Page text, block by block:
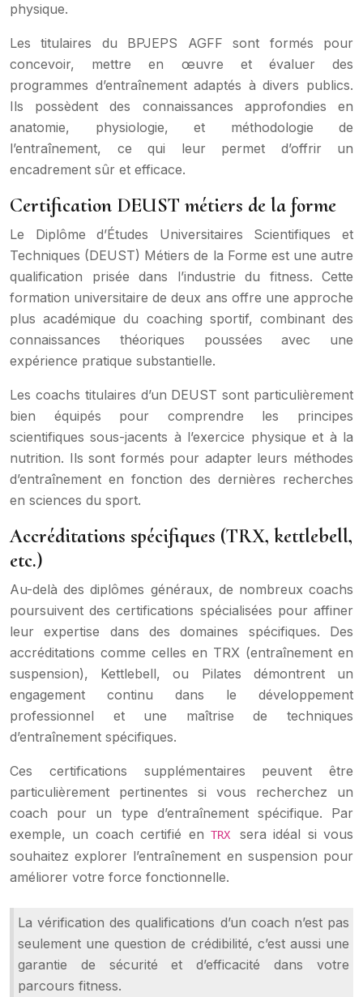
physique.
Les titulaires du BPJEPS AGFF sont formés pour
concevoir, mettre en œuvre et évaluer des
programmes d’entraînement adaptés à divers publics.
Ils possèdent des connaissances approfondies en
anatomie, physiologie, et méthodologie de
l’entraînement, ce qui leur permet d’offrir un
encadrement sûr et efficace.
Certification DEUST métiers de la forme
Le Diplôme d’Études Universitaires Scientifiques et
Techniques (DEUST) Métiers de la Forme est une autre
qualification prisée dans l’industrie du fitness. Cette
formation universitaire de deux ans offre une approche
plus académique du coaching sportif, combinant des
connaissances théoriques poussées avec une
expérience pratique substantielle.
Les coachs titulaires d’un DEUST sont particulièrement
bien équipés pour comprendre les principes
scientifiques sous-jacents à l’exercice physique et à la
nutrition. Ils sont formés pour adapter leurs méthodes
d’entraînement en fonction des dernières recherches
en sciences du sport.
Accréditations spécifiques (TRX, kettlebell,
etc.)
Au-delà des diplômes généraux, de nombreux coachs
poursuivent des certifications spécialisées pour affiner
leur expertise dans des domaines spécifiques. Des
accréditations comme celles en TRX (entraînement en
suspension), Kettlebell, ou Pilates démontrent un
engagement continu dans le développement
professionnel et une maîtrise de techniques
d’entraînement spécifiques.
Ces certifications supplémentaires peuvent être
particulièrement pertinentes si vous recherchez un
coach pour un type d’entraînement spécifique. Par
exemple, un coach certifié enTRX sera idéal si vous
souhaitez explorer l’entraînement en suspension pour
améliorer votre force fonctionnelle.
La vérification des qualifications d’un coach n’est pas
seulement une question de crédibilité, c’est aussi une
garantie de sécurité et d’efficacité dans votre
parcours fitness.